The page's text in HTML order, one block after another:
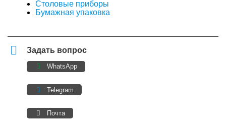
Столовые приборы
Бумажная упаковка
Задать вопрос
WhatsApp
Telegram
Почта